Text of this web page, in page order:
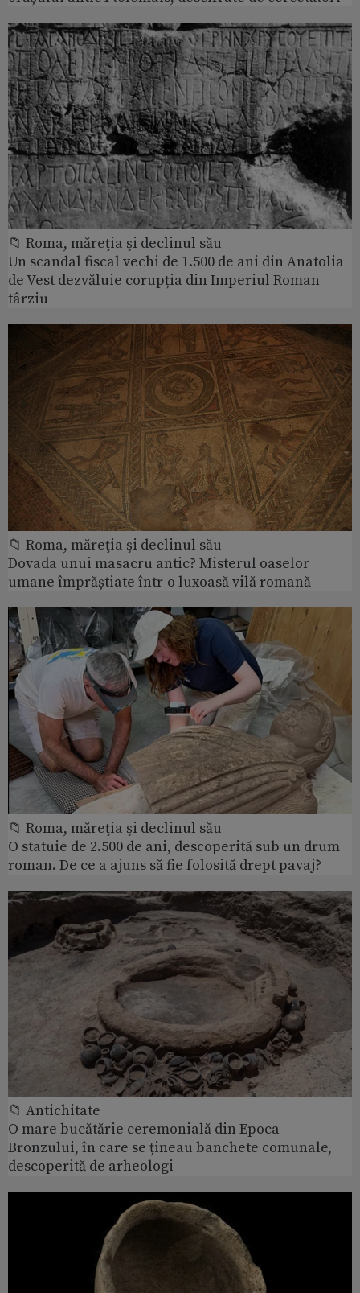
📁 Roma, măreţia şi declinul său
Un scandal fiscal vechi de 1.500 de ani din Anatolia
de Vest dezvăluie corupția din Imperiul Roman
târziu
📁 Roma, măreţia şi declinul său
Dovada unui masacru antic? Misterul oaselor
umane împrăștiate într-o luxoasă vilă romană
📁 Roma, măreţia şi declinul său
O statuie de 2.500 de ani, descoperită sub un drum
roman. De ce a ajuns să fie folosită drept pavaj?
📁 Antichitate
O mare bucătărie ceremonială din Epoca
Bronzului, în care se țineau banchete comunale,
descoperită de arheologi